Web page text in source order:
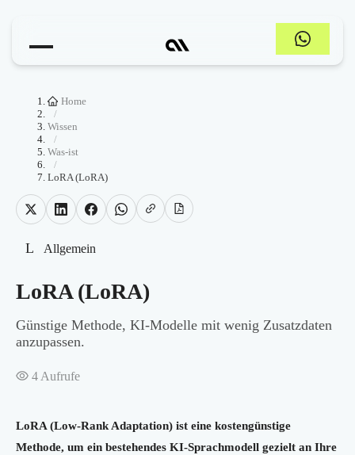
Home
/
Wissen
/
Was-ist
/
LoRA (LoRA)
L Allgemein
LoRA (LoRA)
Günstige Methode, KI-Modelle mit wenig Zusatzdaten
anzupassen.
4 Aufrufe
LoRA (Low-Rank Adaptation) ist eine kostengünstige
Methode, um ein bestehendes KI-Sprachmodell gezielt an Ihre